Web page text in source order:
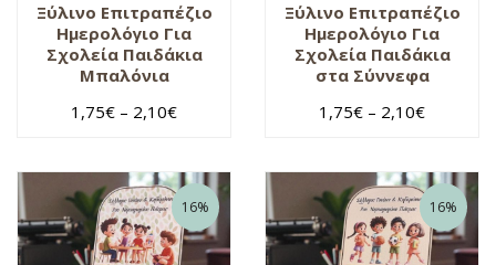
Ξύλινο Επιτραπέζιο
Ημερολόγιο Για
Σχολεία Παιδάκια
Μπαλόνια
1,75€ – 2,10€
Ξύλινο Επιτραπέζιο
Ημερολόγιο Για
Σχολεία Παιδάκια
στα Σύννεφα
1,75€ – 2,10€
16% 16%